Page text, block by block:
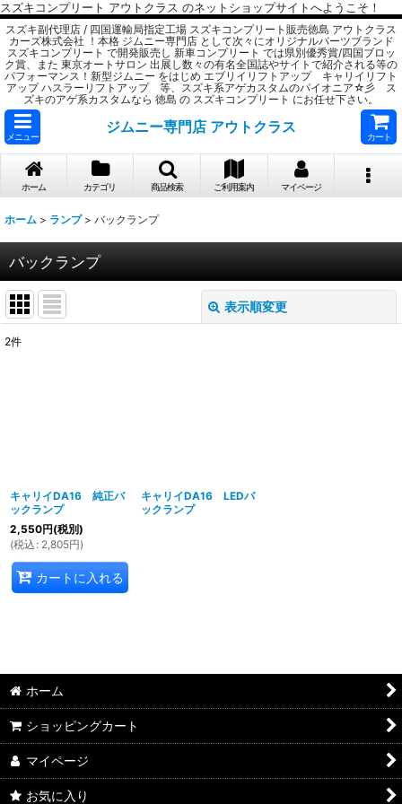
スズキコンプリート アウトクラス のネットショップサイトへようこそ！
スズキ副代理店 / 四国運輸局指定工場 スズキコンプリート販売徳島 アウトクラス
カーズ株式会社 ！本格 ジムニー専門店 として次々にオリジナルパーツブランド
スズキコンプリート で開発販売し 新車コンプリート では県別優秀賞/四国ブロッ
ク賞、また 東京オートサロン 出展し数々の有名全国誌やサイトで紹介される等の
パフォーマンス！新型ジムニー をはじめ エブリイリフトアップ キャリイリフト
アップ ハスラーリフトアップ 等、スズキ系アゲカスタムのパイオニア☆彡 ス
ズキのアゲ系カスタムなら 徳島 の スズキコンプリート にお任せ下さい。
メニュー
ジムニー専門店 アウトクラス
カート
ホーム カテゴリ 商品検索 ご利用案内 マイページ
ホーム > ランプ > バックランプ
バックランプ
表示順変更
2件
キャリイDA16 純正バ
ックランプ
2,550円(税別)
(税込 : 2,805円)
カートに入れる
キャリイDA16 LEDバ
ックランプ
ホーム
ショッピングカート
マイページ
お気に入り